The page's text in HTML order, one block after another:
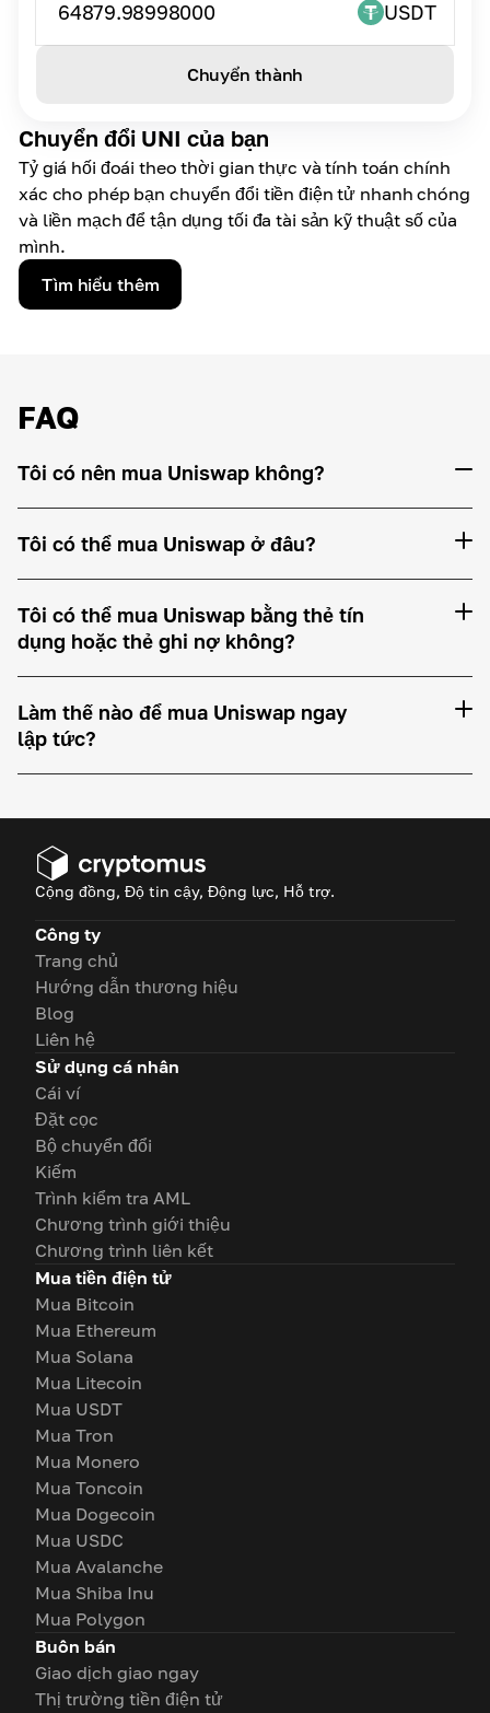
Chuyển đổi UNI của bạn
Tỷ giá hối đoái theo thời gian thực và tính toán chính
xác cho phép bạn chuyển đổi tiền điện tử nhanh chóng
và liền mạch để tận dụng tối đa tài sản kỹ thuật số của
mình.
Tìm hiểu thêm
64879.98998000 USDT
Chuyển thành
FAQ
Tôi có nên mua Uniswap không?
Tôi có thể mua Uniswap ở đâu?
Tôi có thể mua Uniswap bằng thẻ tín
dụng hoặc thẻ ghi nợ không?
Làm thế nào để mua Uniswap ngay
lập tức?
Cộng đồng, Độ tin cậy, Động lực, Hỗ trợ.
Công ty
Trang chủ
Hướng dẫn thương hiệu
Blog
Liên hệ
Sử dụng cá nhân
Cái ví
Đặt cọc
Bộ chuyển đổi
Kiếm
Trình kiểm tra AML
Chương trình giới thiệu
Chương trình liên kết
Mua tiền điện tử
Mua Bitcoin
Mua Ethereum
Mua Solana
Mua Litecoin
Mua USDT
Mua Tron
Mua Monero
Mua Toncoin
Mua Dogecoin
Mua USDC
Mua Avalanche
Mua Shiba Inu
Mua Polygon
Buôn bán
Giao dịch giao ngay
Thị trường tiền điện tử